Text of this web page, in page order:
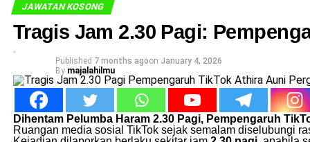
JAWATAN KOSONG
Tragis Jam 2.30 Pagi:
Published 7 months agoon January 4, 2026
By majalahilmu
Dihentam Pelumba Haram 2.30 Pagi, Pempengaruh
Ruangan media sosial TikTok sejak semalam diselubungi